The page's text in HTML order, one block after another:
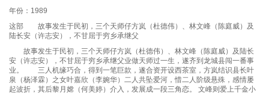
年份：1989
这部 故事发生于民初，三个天师仔方岚（杜德伟）、林文峰（陈庭威）及
陆长安（许志安），不甘屈于穷乡承继父
故事发生于民初，三个天师仔方岚（杜德伟）、林文峰（陈庭威）及陆长
安（许志安），不甘屈于穷乡承继父业做天师过一生，遂齐到龙城县闯一番事
业。 三人机缘巧合，得到一笔巨款，遂合资开设西茶室，方岚结识县长叶
泉（杨泽霖）之女叶嘉欣（李婉华）二人共坠爱河，惜二人阶级悬殊，感情屡
起波折，其后黎月嫦（何美婷）介入，发展成一段三角恋。 文峰则爱上千金小